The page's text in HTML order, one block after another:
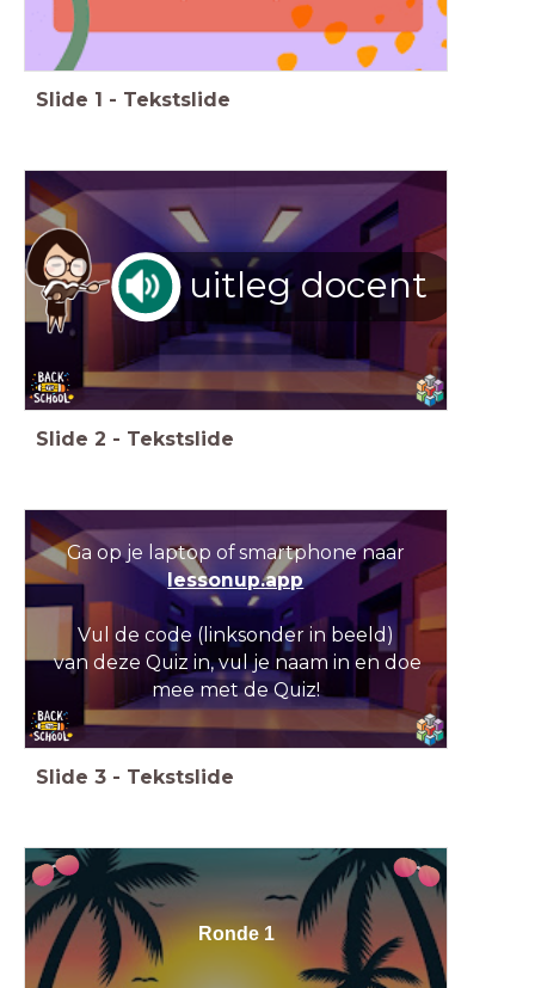
Slide 1 - Tekstslide
uitleg docent
Slide 2 - Tekstslide
Ga op je laptop of smartphone naar
lessonup.app
Vul de code (linksonder in beeld)
van deze Quiz in, vul je naam in en doe
mee met de Quiz!
Slide 3 - Tekstslide
Ronde 1